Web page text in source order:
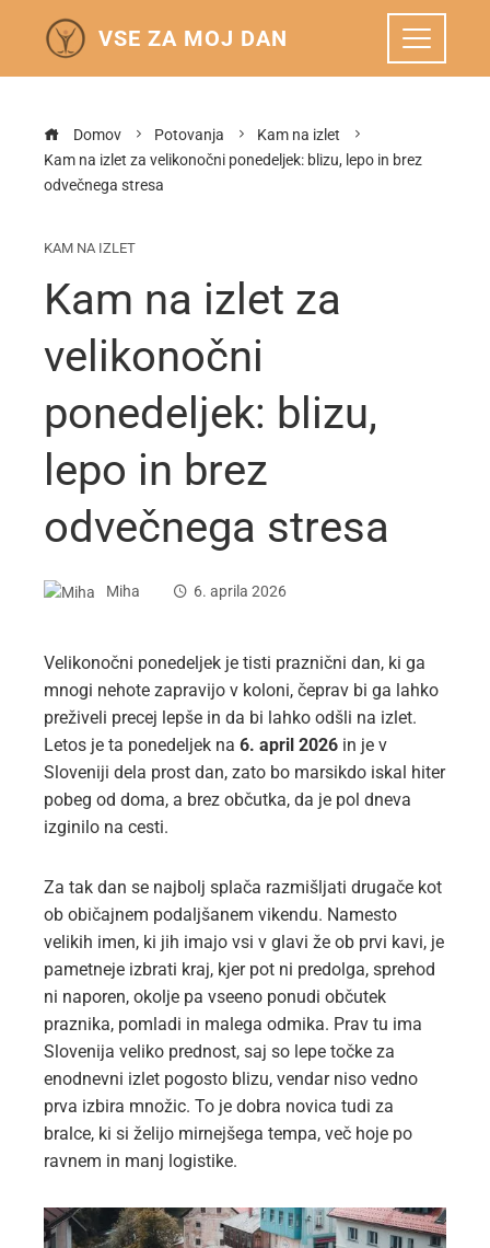
VSE ZA MOJ DAN
Domov Potovanja
Kam na izlet
Kam na izlet za velikonočni ponedeljek: blizu, lepo in brez
odvečnega stresa
KAM NA IZLET
Kam na izlet za
velikonočni
ponedeljek: blizu,
lepo in brez
odvečnega stresa
Miha 6. aprila 2026
Velikonočni ponedeljek je tisti praznični dan, ki ga
mnogi nehote zapravijo v koloni, čeprav bi ga lahko
preživeli precej lepše in da bi lahko odšli na izlet.
Letos je ta ponedeljek na 6. april 2026 in je v
Sloveniji dela prost dan, zato bo marsikdo iskal hiter
pobeg od doma, a brez občutka, da je pol dneva
izginilo na cesti.
Za tak dan se najbolj splača razmišljati drugače kot
ob običajnem podaljšanem vikendu. Namesto
velikih imen, ki jih imajo vsi v glavi že ob prvi kavi, je
pametneje izbrati kraj, kjer pot ni predolga, sprehod
ni naporen, okolje pa vseeno ponudi občutek
praznika, pomladi in malega odmika. Prav tu ima
Slovenija veliko prednost, saj so lepe točke za
enodnevni izlet pogosto blizu, vendar niso vedno
prva izbira množic. To je dobra novica tudi za
bralce, ki si želijo mirnejšega tempa, več hoje po
ravnem in manj logistike.